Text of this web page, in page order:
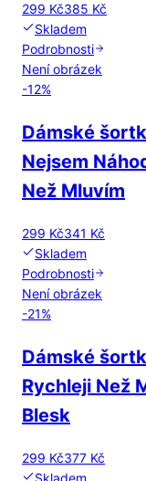
299 Kč385 Kč
Skladem
Podrobnosti
Není obrázek
-12%
Dámské
Nejsem
Než Mluvím
299 Kč341 Kč
Skladem
Podrobnosti
Není obrázek
-21%
Dámské
Rychleji Než
Blesk
299 Kč377 Kč